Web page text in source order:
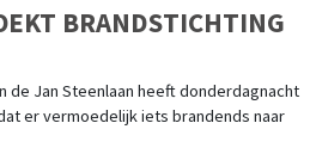
BRANDSTICHTING
de Jan Steenlaan heeft donderdagnacht
er vermoedelijk iets brandends naar